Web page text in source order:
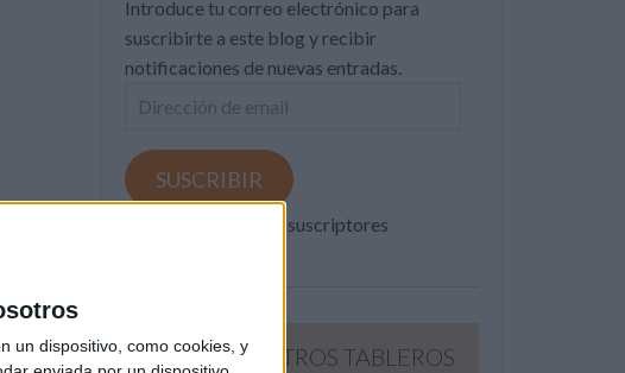
un dispositivo, como cookies, y
Introduce tu correo electrónico para
suscribirte a este blog y recibir
notificaciones de nuevas entradas.
Dirección
email
SUSCRIBIR
Únete a otros 371K suscriptores
SIGUE NUESTROS TABLEROS